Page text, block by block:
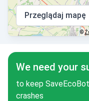
Przeglądaj mapę
©
We need your
to keep
crashes